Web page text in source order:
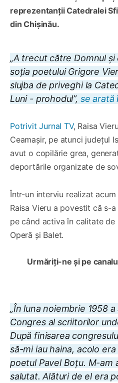
reprezentanții Catedralei
din Chișinău.
„A trecut către Domnul și
soția poetului Grigore
slujba de priveghi la
Luni - prohodul”, se arată
Potrivit Jurnal TV, Raisa
Ceamașir, pe atunci județul
avut o copilărie grea,
deportările organizate de
Într-un interviu realizat
Raisa Vieru a povestit că s-
pe când activa în calitate de
Operă și Balet.
Urmăriți-ne și pe
„În luna noiembrie 1958
Congres al scriitorilor
După finisarea
să-mi iau haina, acolo
poetul Pavel Boțu. M-am
salutat. Alături de el era